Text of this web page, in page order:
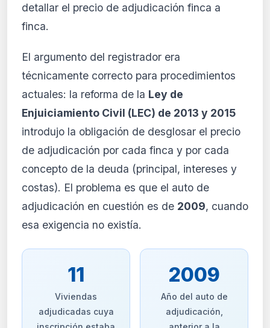
detallar el precio de adjudicación finca a
finca.
El argumento del registrador era
técnicamente correcto para procedimientos
actuales: la reforma de la Ley de
Enjuiciamiento Civil (LEC) de 2013 y 2015
introdujo la obligación de desglosar el precio
de adjudicación por cada finca y por cada
concepto de la deuda (principal, intereses y
costas). El problema es que el auto de
adjudicación en cuestión es de 2009, cuando
esa exigencia no existía.
11
Viviendas
adjudicadas cuya
2009
Año del auto de
adjudicación,